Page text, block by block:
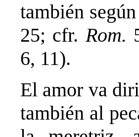
también
25; cfr.Rom.
6, 11).
El amor va
también al